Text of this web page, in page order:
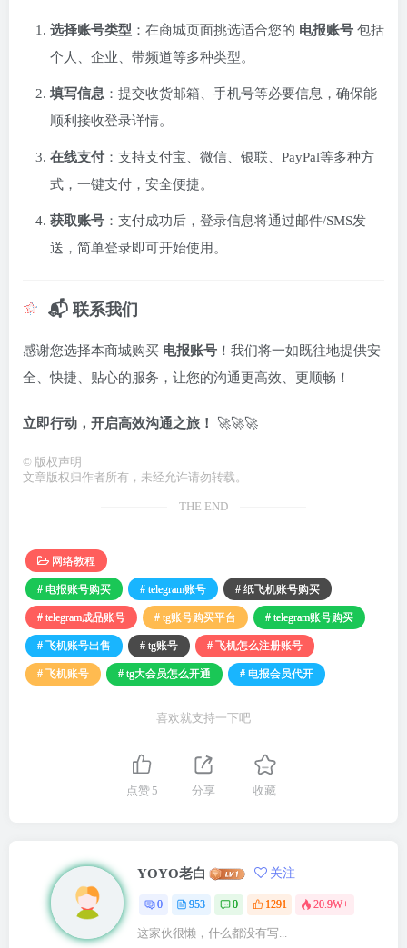
选择账号类型 ：在商城页面挑选适合您的 电报账号 包括
个人、企业、带频道等多种类型。
填写信息 ：提交收货邮箱、手机号等必要信息，确保能
顺利接收登录详情。
在线支付：支持支付宝、微信、银联、PayPal等多种方
式，一键支付，安全便捷。
获取账号 ：支付成功后，登录信息将通过邮件/SMS发
送，简单登录即可开始使用。
📬 联系我们
感谢您选择本商城购买 电报账号 ！我们将一如既往地提供安
全、快捷、贴心的服务，让您的沟通更高效、更顺畅！
立即行动，开启高效沟通之旅！ 🚀🚀🚀
© 版权声明
文章版权归作者所有，未经允许请勿转载。
THE END
网络教程
# 电报账号购买 # telegram账号 # 纸飞机账号购买
# telegram成品账号 # tg账号购买平台 # telegram账号购买
# 飞机账号出售 # tg账号 # 飞机怎么注册账号
# 飞机账号 # tg大会员怎么开通 # 电报会员代开
喜欢就支持一下吧
点赞 5 分享 收藏
YOYO老白 关注
0 953 0 1291 20.9W+
这家伙很懒，什么都没有写...